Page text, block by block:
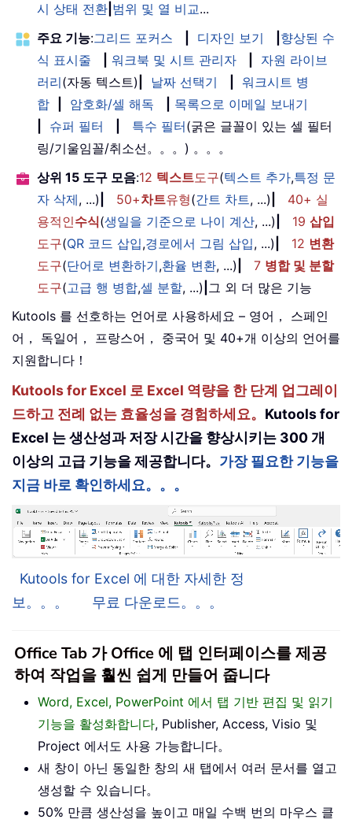
시 상태 전환 범위 및 열 비교...
주요 기능:그리드 포커스 디자인 보기
향상된 수
식 표시줄
워크북 및 시트 관리자
자원 라이브
러리(자동 텍스트) 날짜 선택기
워크시트 병
합
암호화/셀 해독
목록으로 이메일 보내기
슈퍼 필터 특수 필터(굵은 글꼴이 있는 셀 필터
링/기울임꼴/취소선。。。) 。。。
상위 15 도구 모음:12 텍스트도구(텍스트 추가,특정 문
자 삭제, ...) 50+차트유형(간트 차트, ...)
40+ 실
용적인수식(생일을 기준으로 나이 계산, ...) 19 삽입
도구(QR 코드 삽입,경로에서 그림 삽입, ...) 12 변환
도구(단어로 변환하기,환율 변환, ...) 7 병합 및 분할
도구(고급 행 병합,셀 분할, ...) 그 외 더 많은 기능
Kutools 를 선호하는 언어로 사용하세요 – 영어， 스페인
어， 독일어， 프랑스어， 중국어 및 40+개 이상의 언어를
지원합니다！
Kutools for Excel 로 Excel 역량을 한 단계 업그레이
드하고 전례 없는 효율성을 경험하세요。 Kutools for
Excel 는 생산성과 저장 시간을 향상시키는 300 개
이상의 고급 기능을 제공합니다。 가장 필요한 기능을
지금 바로 확인하세요。。。
Kutools for Excel 에 대한 자세한 정
보。。。
무료 다운로드。。。
Office Tab 가 Office 에 탭 인터페이스를 제공
하여 작업을 훨씬 쉽게 만들어 줍니다
Word, Excel, PowerPoint 에서 탭 기반 편집 및 읽기
기능을 활성화합니다, Publisher, Access, Visio 및
Project 에서도 사용 가능합니다。
새 창이 아닌 동일한 창의 새 탭에서 여러 문서를 열고
생성할 수 있습니다。
50% 만큼 생산성을 높이고 매일 수백 번의 마우스 클